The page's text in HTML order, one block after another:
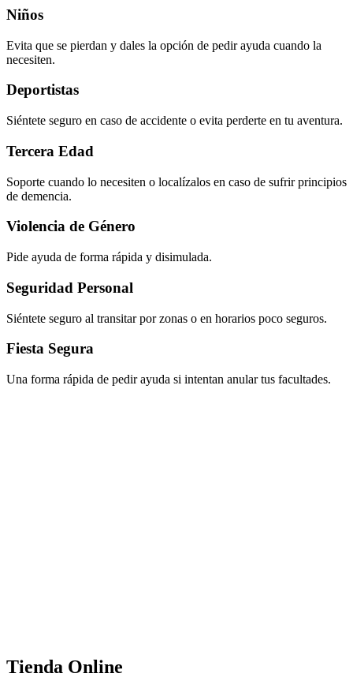
Niños
Evita que se pierdan y dales la opción de pedir ayuda cuando la
necesiten.
Deportistas
Siéntete seguro en caso de accidente o evita perderte en tu aventura.
Tercera Edad
Soporte cuando lo necesiten o localízalos en caso de sufrir principios
de demencia.
Violencia de Género
Pide ayuda de forma rápida y disimulada.
Seguridad Personal
Siéntete seguro al transitar por zonas o en horarios poco seguros.
Fiesta Segura
Una forma rápida de pedir ayuda si intentan anular tus facultades.
Tienda Online